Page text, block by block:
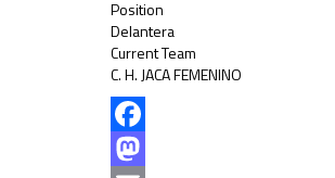
Position
Delantera
Current Team
C. H. JACA FEMENINO
Facebook